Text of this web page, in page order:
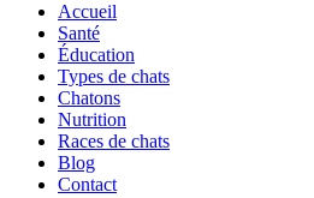
Accueil
Santé
Éducation
Types de chats
Chatons
Nutrition
Races de chats
Blog
Contact